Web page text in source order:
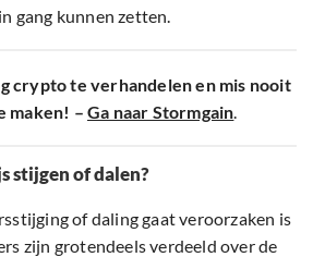
gang kunnen zetten.
crypto te verhandelen en mis nooit
maken! – Ga naar Stormgain
stijgen of dalen?
of daling gaat veroorzaken is
zijn grotendeels verdeeld over de